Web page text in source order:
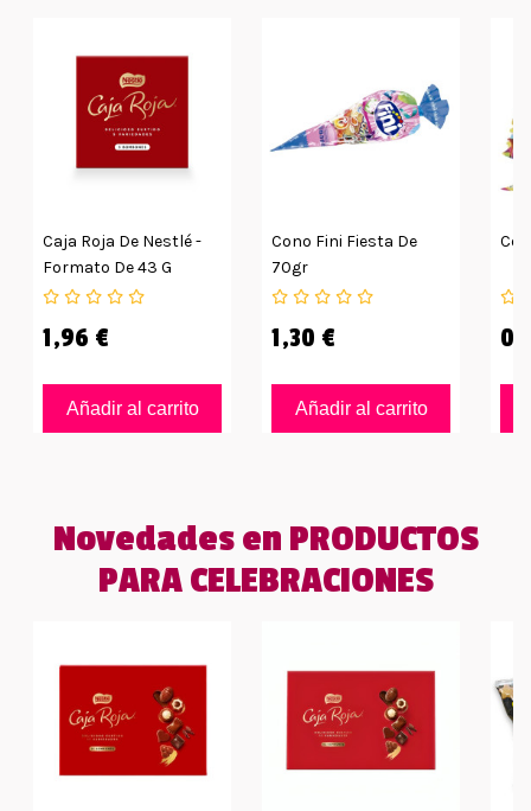
Caja Roja De Nestlé -
Formato De 43 G
1,96 €
Añadir al carrito
Cono Fini Fiesta De
70gr
1,30 €
Añadir al carrito
Novedades en PRODUCTOS
PARA CELEBRACIONES